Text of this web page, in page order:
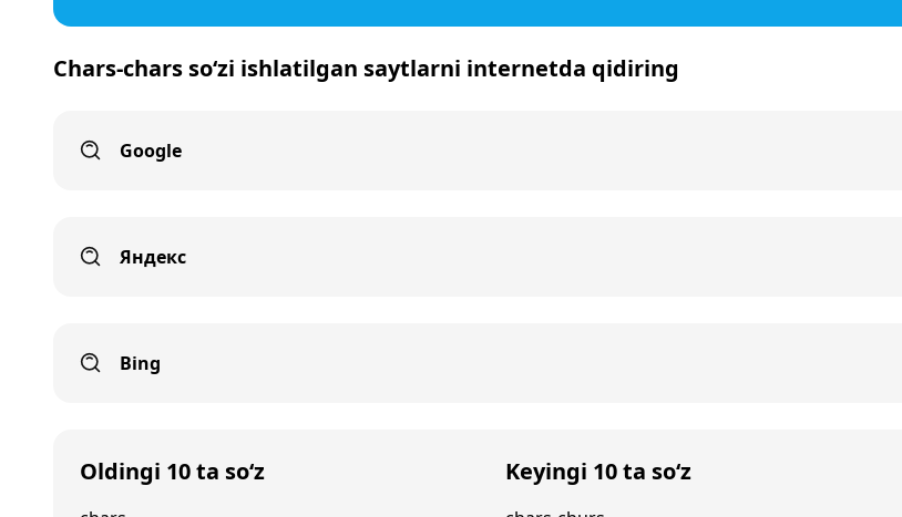
Chars-chars so‘zi ishlatilgan saytlarni internetda qidiring
Google
Яндекс
Bing
Oldingi 10 ta so‘z Keyingi 10 ta so‘z